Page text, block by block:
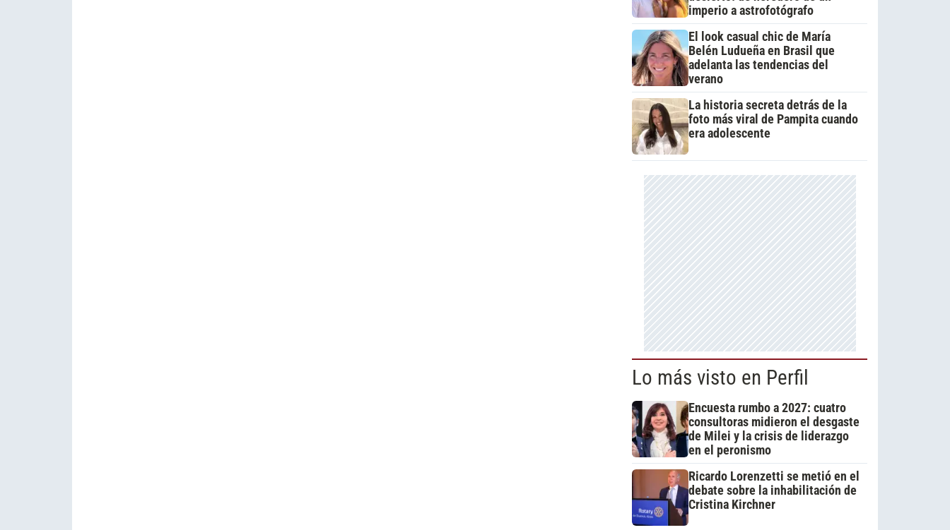
imperio a astrofotógrafo
El look casual chic de María
Belén Ludueña en Brasil que
adelanta las tendencias del
verano
La historia secreta detrás de la
foto más viral de Pampita cuando
era adolescente
Lo más visto en Perfil
Encuesta rumbo a 2027: cuatro
consultoras midieron el desgaste
de Milei y la crisis de liderazgo
en el peronismo
Ricardo Lorenzetti se metió en el
debate sobre la inhabilitación de
Cristina Kirchner